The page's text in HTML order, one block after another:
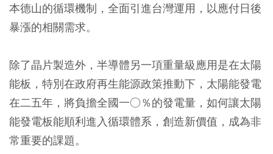
本德山的循環機制，全面引進台灣運用，以應付日後
暴漲的相關需求。
除了晶片製造外，半導體另一項重量級應用是在太陽
能板，特別在政府再生能源政策推動下，太陽能發電
在二五年，將負擔全國一○％的發電量，如何讓太陽
能發電板能順利進入循環體系，創造新價值，成為非
常重要的課題。